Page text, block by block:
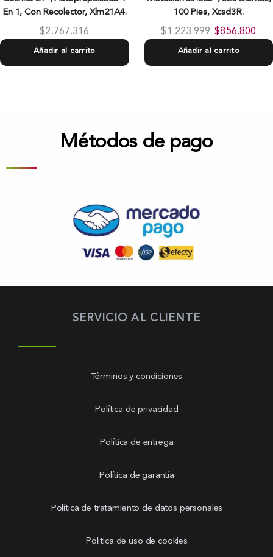
En 1, Con Recolector, Xlm21A4.
$2.767.316
Añadir al carrito
100 Pies, Xcsd3R.
$1.223.999 $856.800
Añadir al carrito
Métodos de pago
SERVICIO AL CLIENTE
Términos y condiciones
Política de privacidad
Política de entrega
Política de garantía
Política de tratamiento de datos personales
Politica de uso de cookies